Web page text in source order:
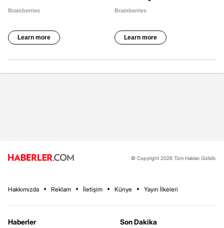
© Copyright 2026 Tüm Hakları Gizlidir.
Hakkımızda Reklam İletişim Künye Yayın İlkeleri
Haberler
Son Dakika